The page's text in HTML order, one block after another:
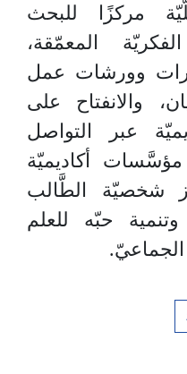
مركزًا للبحث
المعمّقة،
وورشات عمل
والانفتاح على
عبر التواصل
مؤسَّسات أكاديميّة
شخصيّة الطَّالب
وتنمية حبّه للعلم
الجماعيّ.